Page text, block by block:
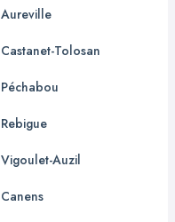
Aureville
Castanet-Tolosan
Péchabou
Rebigue
Vigoulet-Auzil
Canens